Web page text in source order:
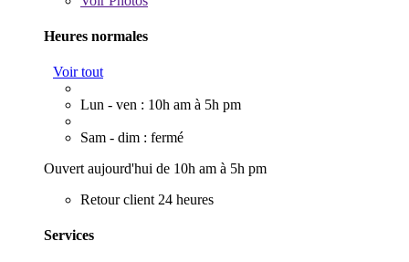
Heures normales
Voir tout
Lun - ven : 10h am à 5h pm
Sam - dim : fermé
Ouvert aujourd'hui de 10h am à 5h pm
Retour client 24 heures
Services